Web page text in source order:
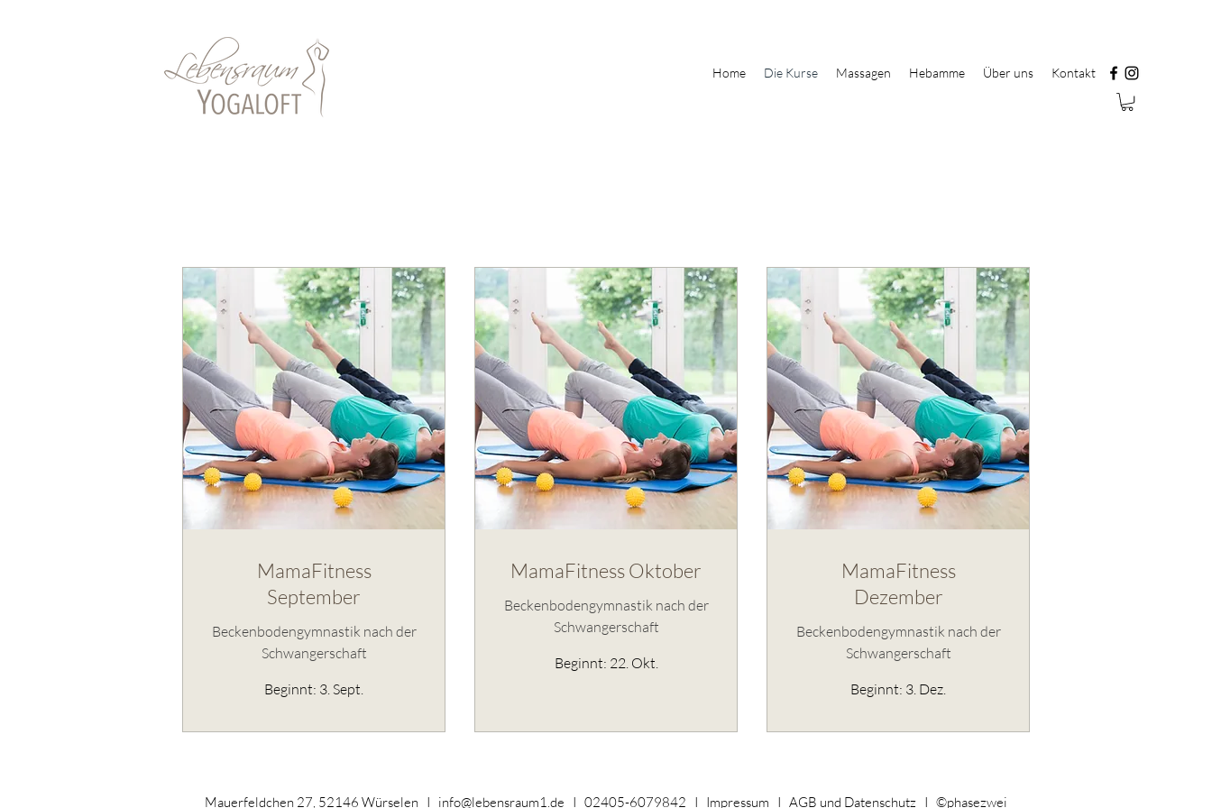
Home Die Kurse Massagen Hebamme Über uns Kontakt
MamaFitness
September
Beckenbodengymnastik nach der
Schwangerschaft
Beginnt: 3. Sept.
MamaFitness Oktober
Beckenbodengymnastik nach der
Schwangerschaft
Beginnt: 22. Okt.
MamaFitness
Dezember
Beckenbodengymnastik nach der
Schwangerschaft
Beginnt: 3. Dez.
Mauerfeldchen 27, 52146 Würselen I info@lebensraum1.de I 02405-6079842 I Impressum I AGB und Datenschutz I ©phasezwei